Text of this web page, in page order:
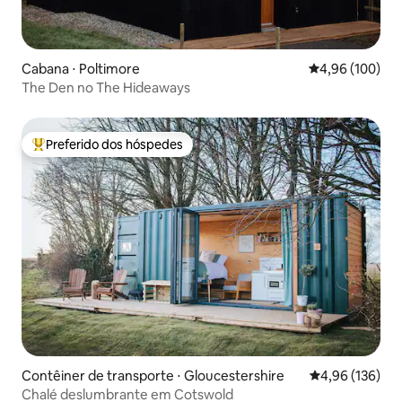
Cabana ⋅ Poltimore 4,96 de uma
4,96 (100)
The Den no The Hideaways
Entre os melhores preferidos dos hóspedes
Preferido dos hóspedes
Contêiner de transporte ⋅ Gloucestershire 4,96 de uma
4,96 (136)
Chalé deslumbrante em Cotswold